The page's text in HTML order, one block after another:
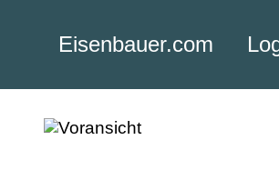
Eisenbauer.com